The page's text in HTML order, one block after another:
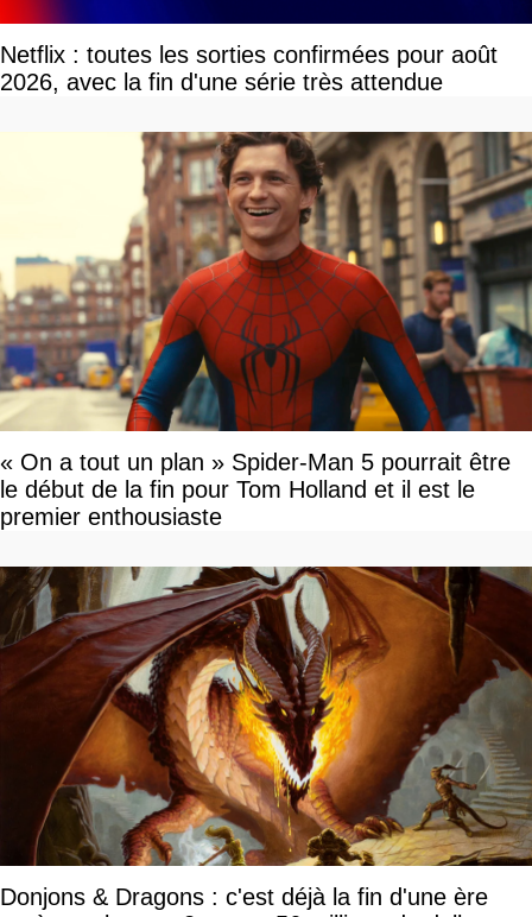
Netflix : toutes les sorties confirmées pour août
2026, avec la fin d'une série très attendue
« On a tout un plan » Spider-Man 5 pourrait être
le début de la fin pour Tom Holland et il est le
premier enthousiaste
Donjons & Dragons : c'est déjà la fin d'une ère